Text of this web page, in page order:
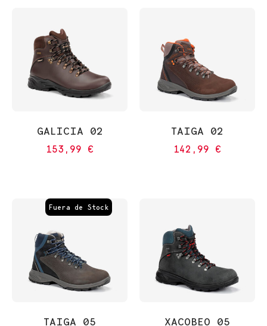
GALICIA 02
153,99 €
TAIGA 02
142,99 €
Fuera de Stock
TAIGA 05 XACOBEO 05